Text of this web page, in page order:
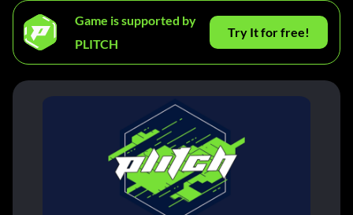
Game is supported by
PLITCH
Try It for free!